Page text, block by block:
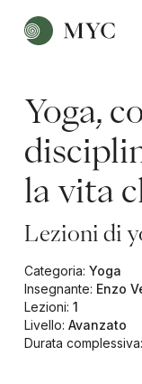
Yoga,
la vita
Lezioni di
Categoria: Yoga
Insegnante: Enzo
Lezioni: 1
Livello: Avanzato
Durata complessiva: